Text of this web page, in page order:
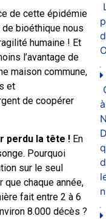
de cette épidémie
bioéthique nous
humaine ! Et
l’avantage de
maison commune,
et
de coopérer
perdu la tête ! En
Pourquoi
sur le seul
que chaque année,
fait entre 2 à 6
8.000 décès ?
à